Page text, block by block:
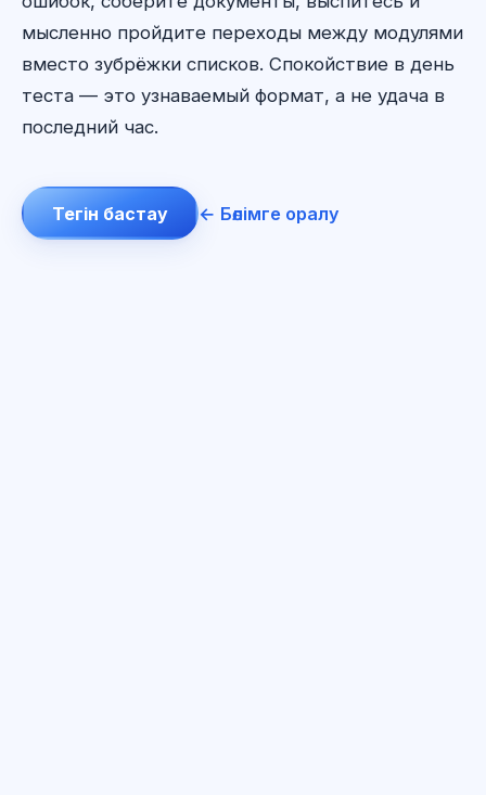
мысленно пройдите переходы между модулями
вместо зубрёжки списков. Спокойствие в день
теста — это узнаваемый формат, а не удача в
последний час.
Тегін бастау ← Бөлімге оралу